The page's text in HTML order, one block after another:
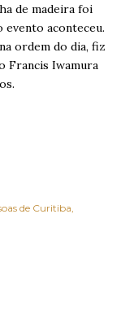
de madeira foi
evento aconteceu.
ordem do dia, fiz
Francis Iwamura
de Curitiba